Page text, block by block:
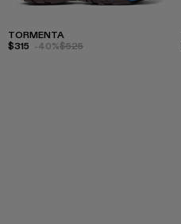
TORMENTA
$315 -40%$525